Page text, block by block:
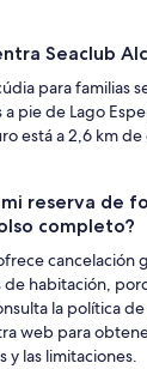
Seaclub
para familias
pie de Lago
está a 2,6 km de
mi reserva de
completo?
cancelación
habitación,
la política
web para
y las limitaciones.